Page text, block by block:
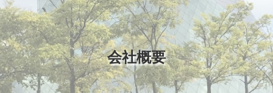
会社概要